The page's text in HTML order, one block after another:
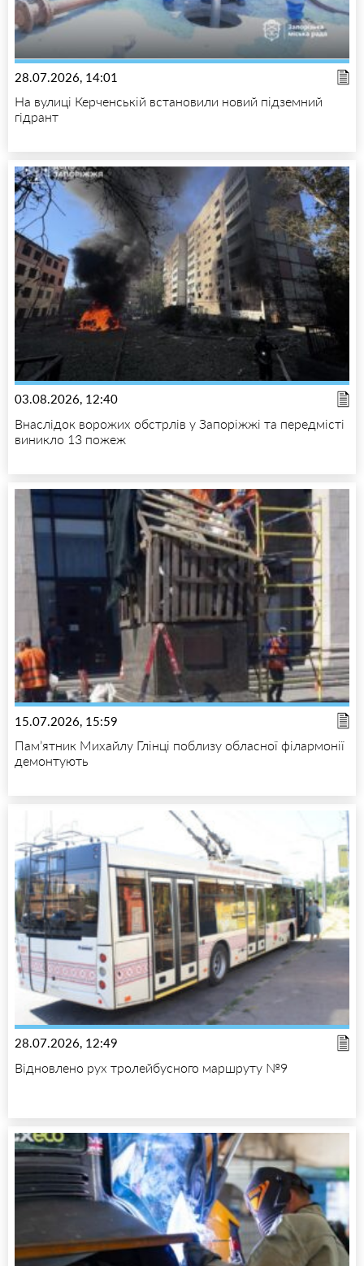
28.07.2026, 14:01
На вулиці Керченській встановили новий підземний
гідрант
03.08.2026, 12:40
Внаслідок ворожих обстрлів у Запоріжжі та передмісті
виникло 13 пожеж
15.07.2026, 15:59
Пам’ятник Михайлу Глінці поблизу обласної філармонії
демонтують
28.07.2026, 12:49
Відновлено рух тролейбусного маршруту №9